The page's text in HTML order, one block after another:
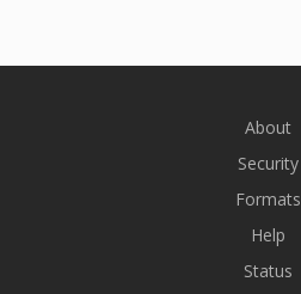
About
Security
Formats
Help
Status